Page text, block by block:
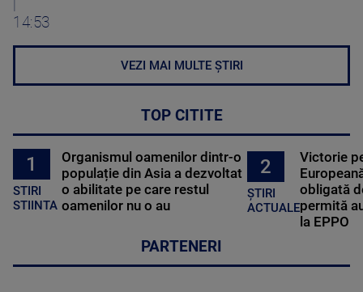
14:53
VEZI MAI MULTE ȘTIRI
TOP CITITE
1
STIRI
STIINTA
Organismul oamenilor dintr-o
populație din Asia a dezvoltat
o abilitate pe care restul
oamenilor nu o au
2
ȘTIRI
ACTUALE
Victorie
obligată
permită
la EPPO
PARTENERI